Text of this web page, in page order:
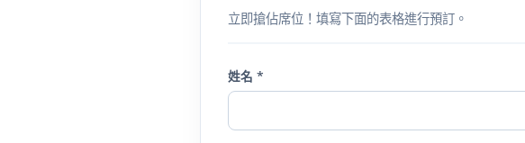
立即搶佔席位！填寫下面的表格進行預訂。
姓名 *